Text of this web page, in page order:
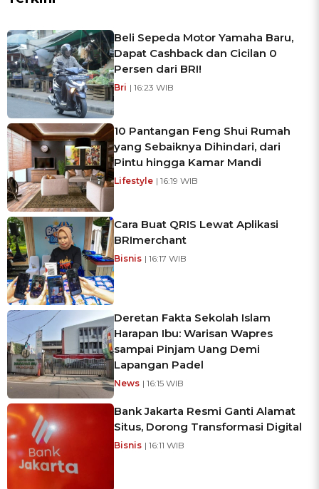
Beli Sepeda Motor Yamaha Baru,
Dapat Cashback dan Cicilan 0
Persen dari BRI!
Bri | 16:23 WIB
10 Pantangan Feng Shui Rumah
yang Sebaiknya Dihindari, dari
Pintu hingga Kamar Mandi
Lifestyle | 16:19 WIB
Cara Buat QRIS Lewat Aplikasi
BRImerchant
Bisnis | 16:17 WIB
Deretan Fakta Sekolah Islam
Harapan Ibu: Warisan Wapres
sampai Pinjam Uang Demi
Lapangan Padel
News | 16:15 WIB
Bank Jakarta Resmi Ganti Alamat
Situs, Dorong Transformasi Digital
Bisnis | 16:11 WIB